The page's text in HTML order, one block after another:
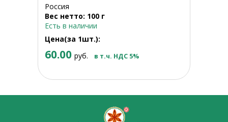
Россия
Вес нетто: 100 г
Есть в наличии
Цена(за 1шт.):
60.00 руб. в т.ч. НДС 5%